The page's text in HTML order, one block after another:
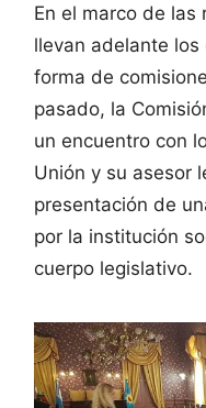
En el marco de las
llevan adelante
forma de
pasado, la
un encuentro con
Unión y su asesor
presentación de
por la institución
cuerpo legislativo.